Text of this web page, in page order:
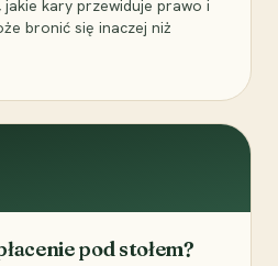
jakie kary przewiduje prawo i
bronić się inaczej niż
pod stołem?